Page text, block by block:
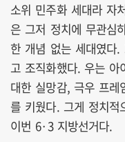
소위 민주화 세대라 자
은 그저 정치에 무관심
한 개념 없는 세대였다
고 조직화했다. 우는
대한 실망감, 극우 프
를 키웠다. 그게 정치적
이번 6·3 지방선거다.